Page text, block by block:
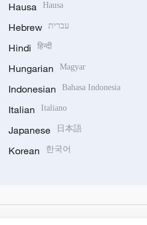
Hausa Hausa
Hebrew עברית
Hindi हिन्दी
Hungarian Magyar
Indonesian Bahasa Indonesia
Italian Italiano
Japanese 日本語
Korean 한국어